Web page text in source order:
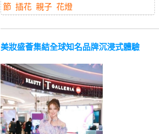
節 插花 親子 花燈
美妝盛薈集結全球知名品牌沉浸式體驗